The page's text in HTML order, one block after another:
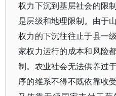
权力下沉到基层社会的限
是层级和地理限制。由于
权力的下沉往往止于县一
家权力运行的成本和风险
制。农业社会无法供养过
序的维系不得不既依靠收